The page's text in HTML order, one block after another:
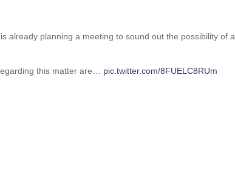
already planning a meeting to sound out the possibility of a
this matter are… pic.twitter.com/8FUELC8RUm